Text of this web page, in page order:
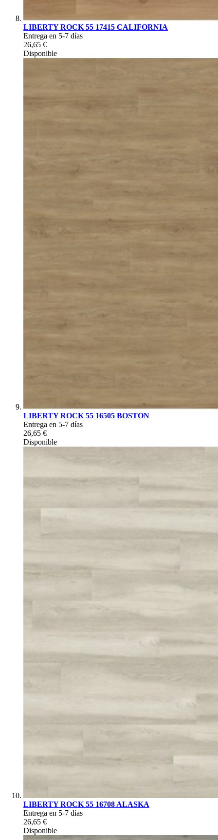
LIBERTY ROCK 55 17415 CALIFORNIA
Entrega en 5-7 días
26,65 €
Disponible
LIBERTY ROCK 55 16505 BOSTON
Entrega en 5-7 días
26,65 €
Disponible
LIBERTY ROCK 55 16708 ALASKA
Entrega en 5-7 días
26,65 €
Disponible